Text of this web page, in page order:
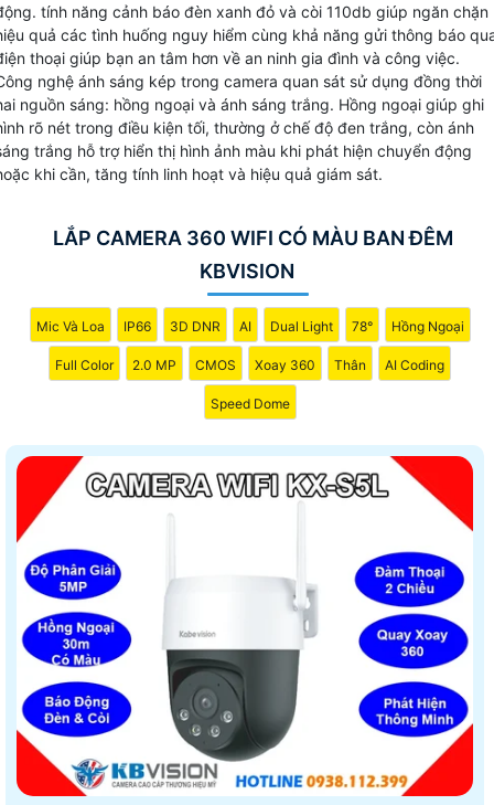
trữ mà vẫn Hoàn toàn tin cậy chất lượng hình ảnh sắc
những tính năng ưu việt này, Camera Wifi 360 Full Color
sẽ là trợ thủ đắc lực trong việc bảo vệ ngôi nhà,
phòng hoặc cửa hàng của bạn.
tính năng cảnh báo đèn xanh đỏ và còi 110db giúp ngăn chặn
quả các tình huống nguy hiểm cùng khả năng gửi thông báo
thoại giúp bạn an tâm hơn về an ninh gia đình và công việc.
nghệ ánh sáng kép trong camera quan sát sử dụng đồng thời
nguồn sáng: hồng ngoại và ánh sáng trắng. Hồng ngoại giúp ghi
rõ nét trong điều kiện tối, thường ở chế độ đen trắng, còn ánh
trắng hỗ trợ hiển thị hình ảnh màu khi phát hiện chuyển động
khi cần, tăng tính linh hoạt và hiệu quả giám sát.
LẮP CAMERA 360 WIFI CÓ MÀU BAN ĐÊM
KBVISION
Mic Và Loa IP66 3D DNR AI Dual Light 78° Hồng Ngoại
Full Color 2.0 MP CMOS Xoay 360 Thân AI Coding
Speed Dome